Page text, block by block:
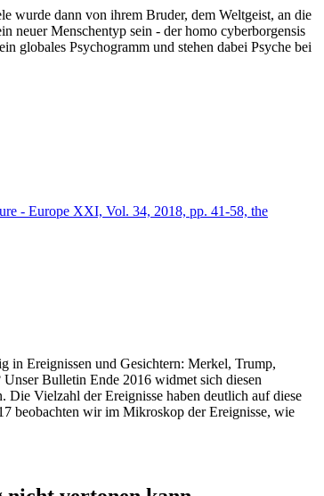
wurde dann von ihrem Bruder, dem Weltgeist, an die
neuer Menschentyp sein - der homo cyberborgensis
globales Psychogramm und stehen dabei Psyche bei
- Europe XXI, Vol. 34, 2018, pp. 41-58, the
in Ereignissen und Gesichtern: Merkel, Trump,
Bulletin Ende 2016 widmet sich diesen
Die Vielzahl der Ereignisse haben deutlich auf diese
beobachten wir im Mikroskop der Ereignisse, wie